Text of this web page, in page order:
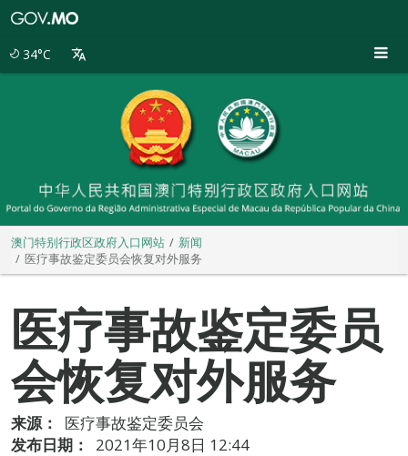
34°C
澳门特别行政区政府入口网站
新闻
医疗事故鉴定委员会恢复对外服务
医疗事故鉴定委员
会恢复对外服务
来源：
医疗事故鉴定委员会
发布日期：
2021年10月8日 12:44